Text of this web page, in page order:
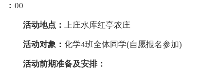
︰00
活动地点： 上庄水库红亭农庄
活动对象：化学4班全体同学(自愿报名参加)
活动前期准备及安排：